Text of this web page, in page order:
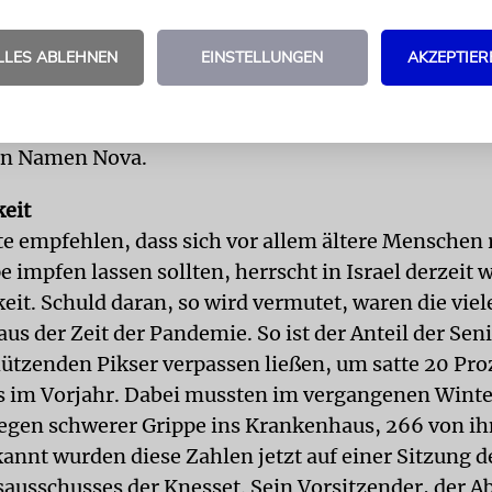
Namen Oz, das hebräische Wort für »Macht« –
Name. Ähnliches lässt sich zu Erez sagen, fünf
Namen Nova.
empfehlen, dass sich vor allem ältere Menschen
impfen lassen sollten, herrscht in Israel derzeit
Schuld daran, so wird vermutet, waren die
der Zeit der Pandemie. So ist der Anteil der
Pikser verpassen ließen, um satte 20
im Vorjahr. Dabei mussten im vergangenen
schwerer Grippe ins Krankenhaus, 266 von
wurden diese Zahlen jetzt auf einer Sitzung
ABLEHNEN EINSTELLUNGEN